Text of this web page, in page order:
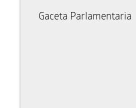
Gaceta Parlamentaria